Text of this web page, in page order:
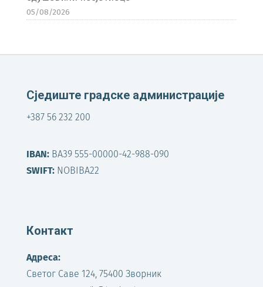
05/08/2026
Сједиште градске администрације
+387 56 232 200
IBAN:BA39 555-00000-42-988-090
SWIFT:NOBIBA22
Контакт
Адреса:
Светог Саве 124, 75400 Зворник